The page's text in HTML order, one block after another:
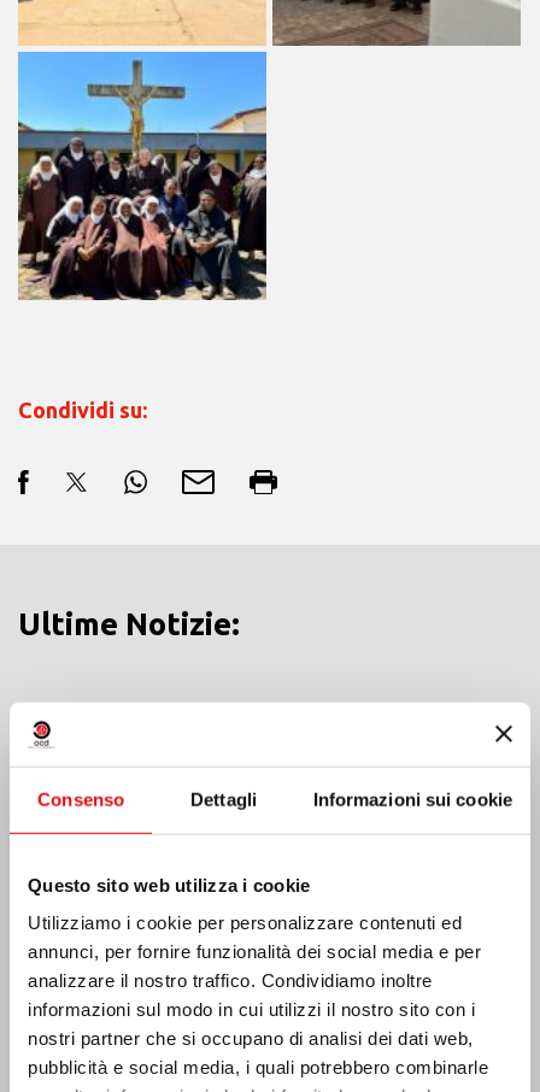
Consenso Dettagli Informazioni sui cookie
Questo sito web utilizza i cookie
Utilizziamo i cookie per personalizzare contenuti ed
annunci, per fornire funzionalità dei social media e per
analizzare il nostro traffico. Condividiamo inoltre
informazioni sul modo in cui utilizzi il nostro sito con i
nostri partner che si occupano di analisi dei dati web,
pubblicità e social media, i quali potrebbero combinarle
Condividi su:
Ultime Notizie:
MESSICO: ASSEMBLEA PLENARIA OCD